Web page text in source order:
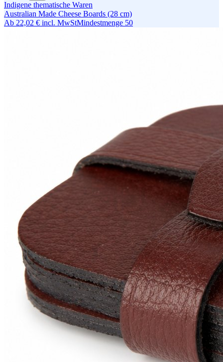
Indigene thematische Waren
Australian Made Cheese Boards (28 cm)
Ab 22,02 € incl. MwStMindestmenge 50